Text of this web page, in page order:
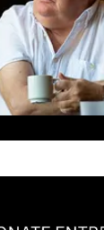
och den tidlösa